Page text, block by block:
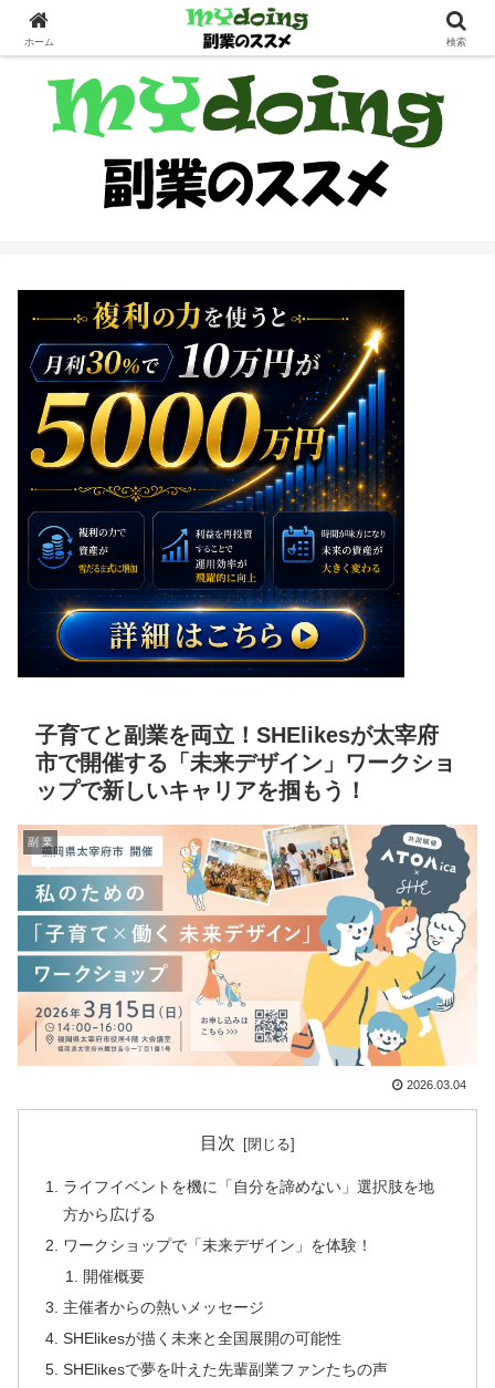
副業界隈
子育てと副業を両立！SHElikesが太宰府
市で開催する「未来デザイン」ワークショ
ップで新しいキャリアを掴もう！
副 業
2026.03.04
目次
ライフイベントを機に「自分を諦めない」選択肢を地
方から広げる
ワークショップで「未来デザイン」を体験！
開催概要
主催者からの熱いメッセージ
SHElikesが描く未来と全国展開の可能性
SHElikesで夢を叶えた先輩副業ファンたちの声
ホーム 検索